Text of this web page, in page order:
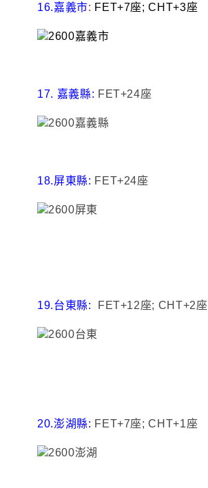
16.嘉義市: FET+7座; CHT+3座
17. 嘉義縣: FET+24座
18.屏東縣: FET+24座
19.台東縣: FET+12座; CHT+2座
20.澎湖縣: FET+7座; CHT+1座